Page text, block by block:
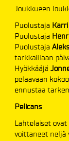
Joukkueen
Puolustaja
Puolustaja
Puolustaja
tarkkaillaan
Hyökkääjä
pelaavaan
ennustaa
Pelicans
Lahtelaiset
voittaneet neljä